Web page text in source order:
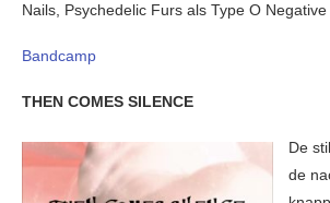
Nails, Psychedelic Furs als Type O Negative
Bandcamp
THEN COMES SILENCE
De
de